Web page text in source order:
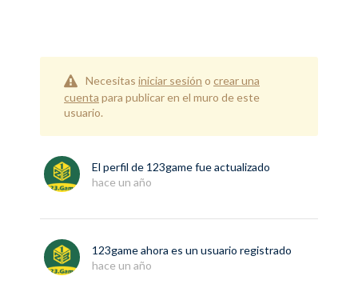
Necesitas iniciar sesión o crear una
cuenta para publicar en el muro de este
usuario.
El perfil de 123gamefue actualizado
hace un año
123gameahora es un usuario registrado
hace un año